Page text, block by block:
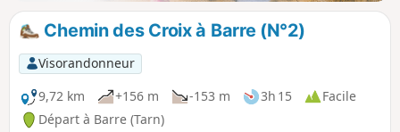
Chemin des Croix à Barre (N°2)
Visorandonneur
9,72 km
+156 m -153 m 3h 15
Facile
Départ à Barre (Tarn)